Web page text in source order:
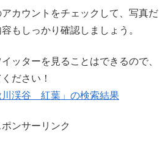
カウントをチェックして、写真だ
もしっかり確認しましょう。
ッターを見ることはできるので、
ださい！
川渓谷 紅葉」の検索結果
ポンサーリンク